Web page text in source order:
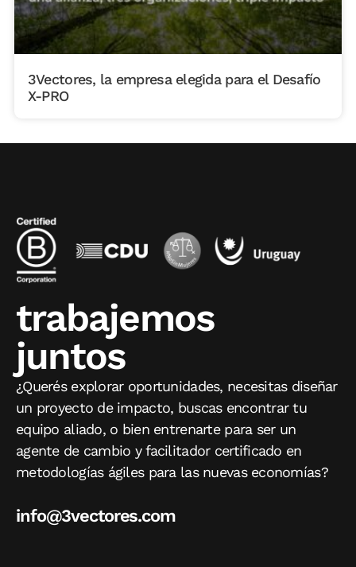
3Vectores, la empresa elegida para el Desafío
X-PRO
trabajemos
juntos
¿Querés explorar oportunidades, necesitas diseñar
un proyecto de impacto, buscas encontrar tu
equipo aliado, o bien entrenarte para ser un
agente de cambio y facilitador certificado en
metodologías ágiles para las nuevas economías?
info@3vectores.com